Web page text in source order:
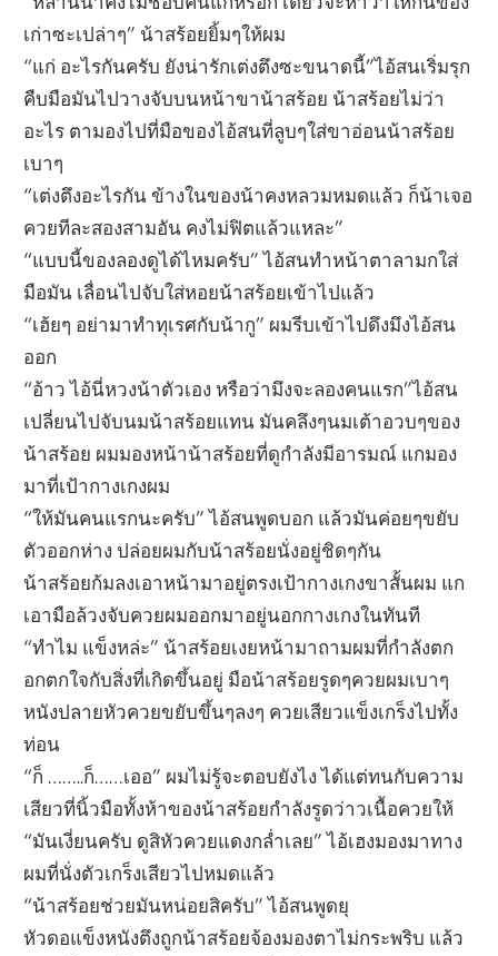
เก่าซะเปล่าๆ” น้าสร้อยยิ้มๆให้ผม
“แก่ อะไรกันครับ ยังน่ารักเต่งตึงซะขนาดนี้”ไอ้สนเริ่มรุก
คืบมือมันไปวางจับบนหน้าขาน้าสร้อย น้าสร้อยไม่ว่า
อะไร ตามองไปที่มือของไอ้สนที่ลูบๆใส่ขาอ่อนน้าสร้อย
เบาๆ
“เต่งตึงอะไรกัน ข้างในของน้าคงหลวมหมดแล้ว ก็น้าเจอ
ควยทีละสองสามอัน คงไม่ฟิตแล้วแหละ”
“แบบนี้ของลองดูได้ไหมครับ” ไอ้สนทำหน้าตาลามกใส่
มือมัน เลื่อนไปจับใส่หอยน้าสร้อยเข้าไปแล้ว
“เฮ้ยๆ อย่ามาทำทุเรศกับน้ากู” ผมรีบเข้าไปดึงมึงไอ้สน
ออก
“อ้าว ไอ้นี่หวงน้าตัวเอง หรือว่ามึงจะลองคนแรก”ไอ้สน
เปลี่ยนไปจับนมน้าสร้อยแทน มันคลึงๆนมเต้าอวบๆของ
น้าสร้อย ผมมองหน้าน้าสร้อยที่ดูกำลังมีอารมณ์ แกมอง
มาที่เป้ากางเกงผม
“ให้มันคนแรกนะครับ” ไอ้สนพูดบอก แล้วมันค่อยๆขยับ
ตัวออกห่าง ปล่อยผมกับน้าสร้อยนั่งอยู่ชิดๆกัน
น้าสร้อยก้มลงเอาหน้ามาอยู่ตรงเป้ากางเกงขาสั้นผม แก
เอามือล้วงจับควยผมออกมาอยู่นอกกางเกงในทันที
“ทำไม แข็งหล่ะ” น้าสร้อยเงยหน้ามาถามผมที่กำลังตก
อกตกใจกับสิ่งที่เกิดขึ้นอยู่ มือน้าสร้อยรูดๆควยผมเบาๆ
หนังปลายหัวควยขยับขึ้นๆลงๆ ควยเสียวแข็งเกร็งไปทั้ง
ท่อน
“ก็ ……..ก็……เออ” ผมไม่รู้จะตอบยังไง ได้แต่ทนกับความ
เสียวที่นิ้วมือทั้งห้าของน้าสร้อยกำลังรูดว่าวเนื้อควยให้
“มันเงี่ยนครับ ดูสิหัวควยแดงกล่ำเลย” ไอ้เฮงมองมาทาง
ผมที่นั่งตัวเกร็งเสียวไปหมดแล้ว
“น้าสร้อยช่วยมันหน่อยสิครับ” ไอ้สนพูดยุ
หัวดอแข็งหนังตึงถูกน้าสร้อยจ้องมองตาไม่กระพริบ แล้ว